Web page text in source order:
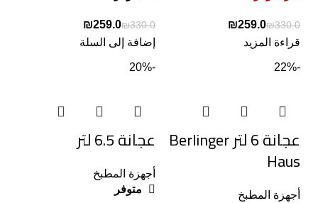
₪330.0
₪259.0
قراءة المزيد
₪330.0
₪259.0
إضافة إلى السلة
-22%
عجانة 6 لتر Berlinger
Haus
أجهزة المطبخ
-20%
عجانة 6.5 لتر
أجهزة المطبخ
متوفر